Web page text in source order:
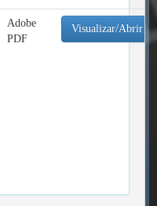
Adobe
PDF
Visualizar/Abrir